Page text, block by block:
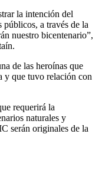
la intención del
a través de la
nuestro bicentenario”,
de las heroínas que
y que tuvo relación con
requerirá la
naturales y
serán originales de la